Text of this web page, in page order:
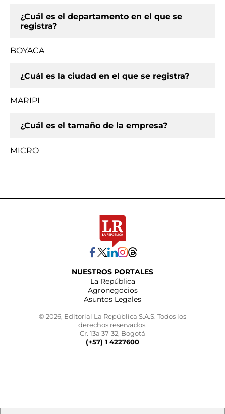
¿Cuál es el departamento en el que se
registra?
BOYACA
¿Cuál es la ciudad en el que se registra?
MARIPI
¿Cuál es el tamaño de la empresa?
MICRO
NUESTROS PORTALES
La República
Agronegocios
Asuntos Legales
© 2026, Editorial La República S.A.S. Todos los
derechos reservados.
Cr. 13a 37-32, Bogotá
(+57) 1 4227600